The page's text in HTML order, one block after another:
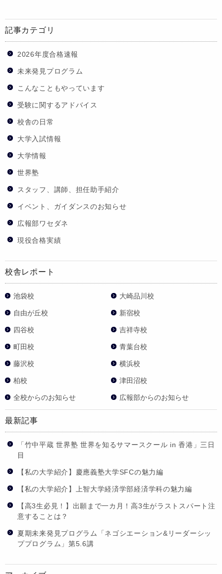
記事カテゴリ
2026年度合格速報
未来発見プログラム
こんなこともやっています
受験に関するアドバイス
校舎の日常
大学入試情報
大学情報
世界塾
スタッフ、講師、担任助手紹介
イベント、ガイダンスのお知らせ
広報部ワセダネ
現役合格実績
校舎レポート
池袋校 大崎品川校
自由が丘校 新宿校
四谷校 吉祥寺校
町田校 青葉台校
藤沢校 横浜校
柏校 津田沼校
全校からのお知らせ 広報部からのお知らせ
最新記事
「竹中平蔵 世界塾 世界を知るサマースクール in 香港」三日
目
【私の大学紹介】慶應義塾大学SFCの魅力編
【私の大学紹介】上智大学経済学部経済学科の魅力編
【高3生必見！】出願まで一カ月！高3生がラストスパート注
意することは？
夏期未来発見プログラム「ネゴシエーション&リーダーシッ
ププログラム」第5.6講